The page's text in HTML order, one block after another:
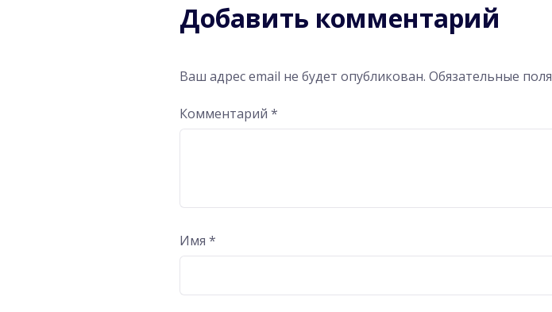
Добавить комментарий
Ваш адрес email не будет опубликован. Обязательные
Комментарий*
Имя*